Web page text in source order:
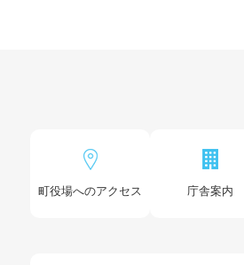
町役場へのアクセス 庁舎案内